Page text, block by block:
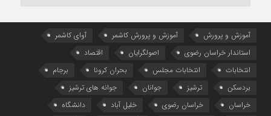
آموزش و پرورش آموزش و پرورش کاشمر
آوای کاشمر
استاندار خراسان رضوی
اصولگرایان
اقتصاد
انتخابات
انتخابات مجلس بحران کرونا
برجام
بردسکن
ترشیز جوانان
جوانه های ترشیز
خراسان
خراسان رضوی خلیل آباد
دانشگاه